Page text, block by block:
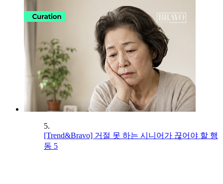
5.
[Trend&Bravo] 거절 못 하는 시니어가 끊어야 할 행
동 5